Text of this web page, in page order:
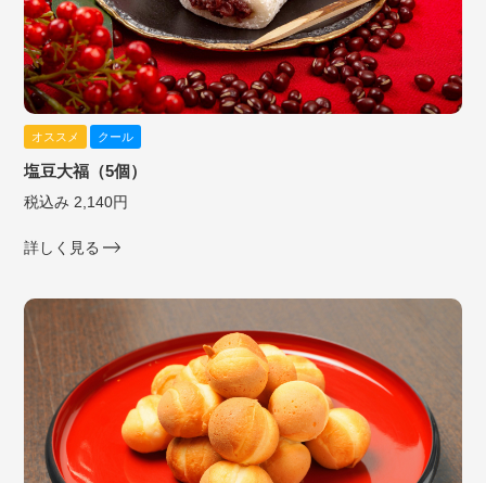
オススメ クール
塩豆大福（5個）
税込み 2,140円
詳しく見る